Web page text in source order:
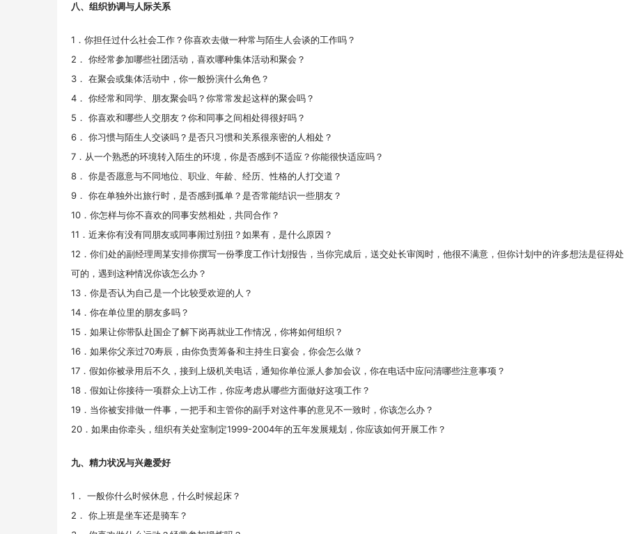
八、组织协调与人际关系
1．你担任过什么社会工作？你喜欢去做一种常与陌生人会谈的工作吗？
2． 你经常参加哪些社团活动，喜欢哪种集体活动和聚会？
3． 在聚会或集体活动中，你一般扮演什么角色？
4． 你经常和同学、朋友聚会吗？你常常发起这样的聚会吗？
5． 你喜欢和哪些人交朋友？你和同事之间相处得很好吗？
6． 你习惯与陌生人交谈吗？是否只习惯和关系很亲密的人相处？
7．从一个熟悉的环境转入陌生的环境，你是否感到不适应？你能很快适应吗？
8． 你是否愿意与不同地位、职业、年龄、经历、性格的人打交道？
9． 你在单独外出旅行时，是否感到孤单？是否常能结识一些朋友？
10．你怎样与你不喜欢的同事安然相处，共同合作？
11．近来你有没有同朋友或同事闹过别扭？如果有，是什么原因？
12．你们处的副经理周某安排你撰写一份季度工作计划报告，当你完成后，送交处长审阅时，他很不满意，但你计划中的许多想法是征得
可的，遇到这种情况你该怎么办？
13．你是否认为自己是一个比较受欢迎的人？
14．你在单位里的朋友多吗？
15．如果让你带队赴国企了解下岗再就业工作情况，你将如何组织？
16．如果你父亲过70寿辰，由你负责筹备和主持生日宴会，你会怎么做？
17．假如你被录用后不久，接到上级机关电话，通知你单位派人参加会议，你在电话中应问清哪些注意事项？
18．假如让你接待一项群众上访工作，你应考虑从哪些方面做好这项工作？
19．当你被安排做一件事，一把手和主管你的副手对这件事的意见不一致时，你该怎么办？
20．如果由你牵头，组织有关处室制定1999-2004年的五年发展规划，你应该如何开展工作？
九、精力状况与兴趣爱好
1． 一般你什么时候休息，什么时候起床？
2． 你上班是坐车还是骑车？